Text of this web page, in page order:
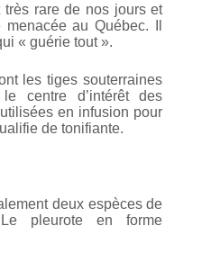
rare de nos jours et
au Québec. Il
« guérie tout ».
les tiges souterraines
centre d’intérêt des
en infusion pour
de tonifiante.
deux espèces de
Le pleurote en forme